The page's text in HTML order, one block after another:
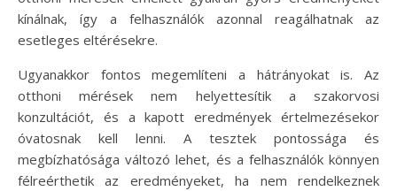
kínálnak, így a felhasználók azonnal reagálhatnak az
esetleges eltérésekre.
Ugyanakkor fontos megemlíteni a hátrányokat is. Az
otthoni mérések nem helyettesítik a szakorvosi
konzultációt, és a kapott eredmények értelmezésekor
óvatosnak kell lenni. A tesztek pontossága és
megbízhatósága változó lehet, és a felhasználók könnyen
félreérthetik az eredményeket, ha nem rendelkeznek